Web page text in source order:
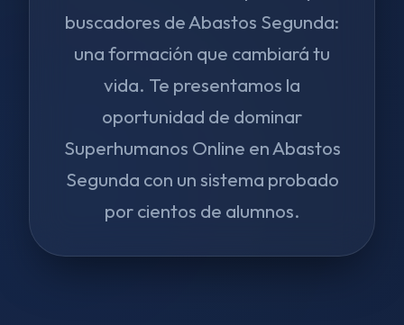
buscadores de Abastos Segunda:
una formación que cambiará tu
vida. Te presentamos la
oportunidad de dominar
Superhumanos Online en Abastos
Segunda con un sistema probado
por cientos de alumnos.